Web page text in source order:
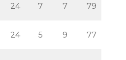
24 7 7 79
24 5 9 77